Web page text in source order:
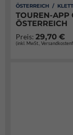
ÖSTERREICH /
TOUREN-APP
ÖSTERREICH
Preis: 29,70 €
(inkl. MwSt.,